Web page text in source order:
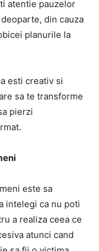
atentie pauzelor
din cauza
planurile la
esti creativ si
sa te transforme
pierzi
este sa
intelegi ca nu poti
a realiza ceea ce
atunci cand